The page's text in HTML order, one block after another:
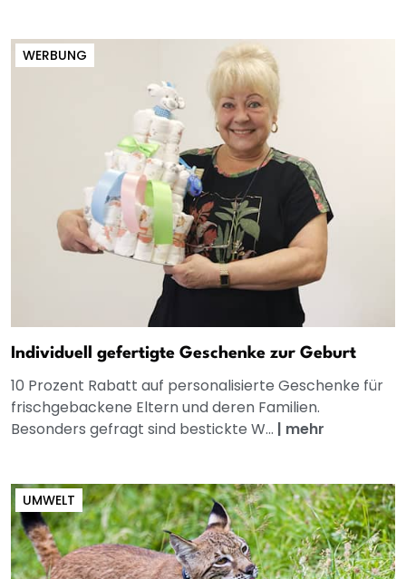
WERBUNG
Individuell gefertigte Geschenke zur Geburt
10 Prozent Rabatt auf personalisierte Geschenke für
frischgebackene Eltern und deren Familien.
Besonders gefragt sind bestickte W... | mehr
UMWELT